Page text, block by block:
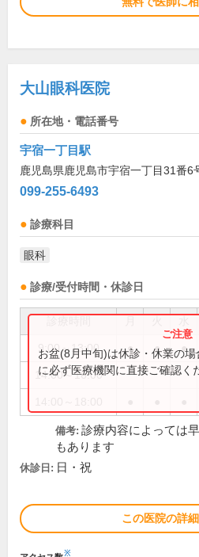
大山眼科医院
所在地・電話番号
宇宿一丁目駅
鹿児島県鹿児島市宇宿一丁目31番6
099-255-6493
診療科目
眼科
診療/受付時間・休診日
9:00～13:00 ● ● ●
14:00～16:00
お盆(8月中旬)は休診・休業の
に必ず医療機関に直接ご確認く
備考: 診療内容によっては
もあります
休診日: 日・祝
この医院の詳
※